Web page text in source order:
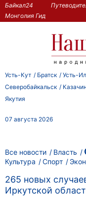
Байкал24
Монголия Гид
Усть-Кут Братск Усть-
Северобайкальск
Якутия
07 августа 2026
Все новости Власть
Культура
Спорт
265 новых
Иркутской